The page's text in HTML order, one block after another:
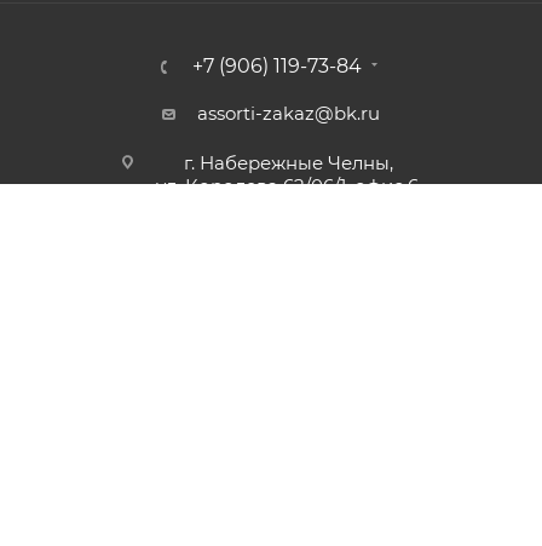
+7 (906) 119-73-84
assorti-zakaz@bk.ru
г. Набережные Челны,
ул. Королева 62/06/1, офис 6.